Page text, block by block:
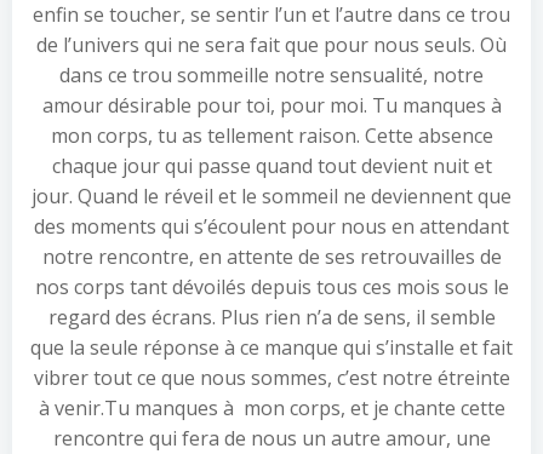
enfin se toucher, se sentir l’un et l’autre dans ce trou
de l’univers qui ne sera fait que pour nous seuls. Où
dans ce trou sommeille notre sensualité, notre
amour désirable pour toi, pour moi. Tu manques à
mon corps, tu as tellement raison. Cette absence
chaque jour qui passe quand tout devient nuit et
jour. Quand le réveil et le sommeil ne deviennent que
des moments qui s’écoulent pour nous en attendant
notre rencontre, en attente de ses retrouvailles de
nos corps tant dévoilés depuis tous ces mois sous le
regard des écrans. Plus rien n’a de sens, il semble
que la seule réponse à ce manque qui s’installe et fait
vibrer tout ce que nous sommes, c’est notre étreinte
à venir.Tu manques à mon corps, et je chante cette
rencontre qui fera de nous un autre amour, une